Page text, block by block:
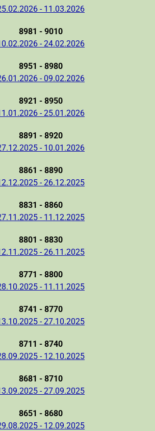
- 11.03.2026
8981 - 9010
- 24.02.2026
8951 - 8980
- 09.02.2026
8921 - 8950
- 25.01.2026
8891 - 8920
- 10.01.2026
8861 - 8890
- 26.12.2025
8831 - 8860
- 11.12.2025
8801 - 8830
- 26.11.2025
8771 - 8800
- 11.11.2025
8741 - 8770
- 27.10.2025
8711 - 8740
- 12.10.2025
8681 - 8710
- 27.09.2025
8651 - 8680
- 12.09.2025